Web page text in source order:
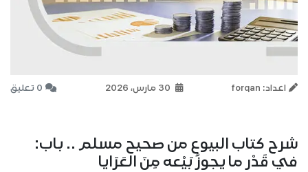
اعداد: forqan 0 تعليق
شرح كتاب البيوع من صحيح مسلم .. باب:
في قَدْر ما يجوزُ بَيْعه مِنَ العَرَايا